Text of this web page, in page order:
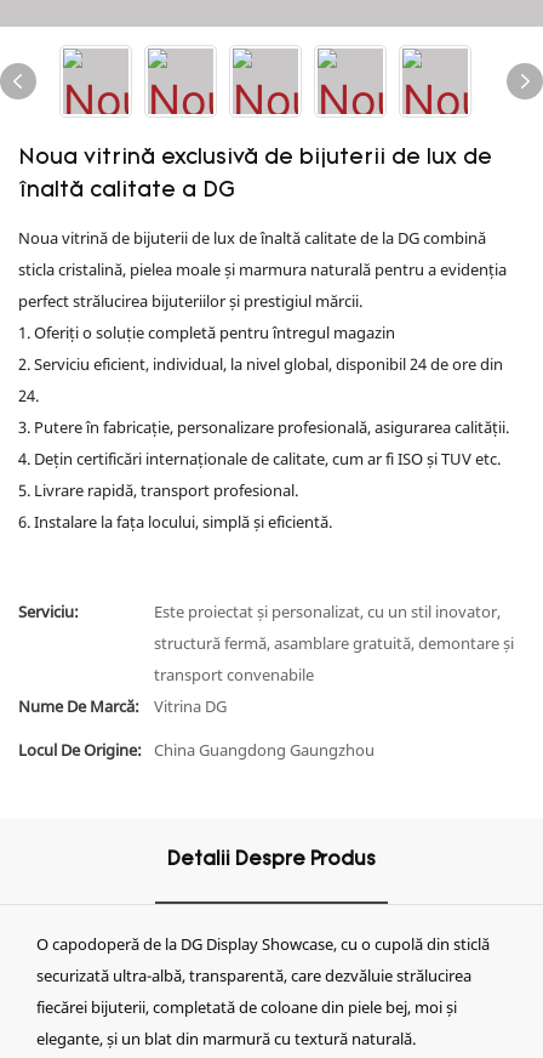
Noua vitrină exclusivă de bijuterii de lux de
înaltă calitate a DG
Noua vitrină de bijuterii de lux de înaltă calitate de la DG combină
sticla cristalină, pielea moale și marmura naturală pentru a evidenția
perfect strălucirea bijuteriilor și prestigiul mărcii.
1. Oferiți o soluție completă pentru întregul magazin
2. Serviciu eficient, individual, la nivel global, disponibil 24 de ore din
24.
3. Putere în fabricație, personalizare profesională, asigurarea calității.
4. Dețin certificări internaționale de calitate, cum ar fi ISO și TUV etc.
5. Livrare rapidă, transport profesional.
6. Instalare la fața locului, simplă și eficientă.
Serviciu:
Este proiectat și personalizat, cu un stil inovator,
structură fermă, asamblare gratuită, demontare și
transport convenabile
Nume De Marcă:
Vitrina DG
Locul De Origine: China Guangdong Gaungzhou
Detalii Despre Produs
O capodoperă de la DG Display Showcase, cu o cupolă din sticlă
securizată ultra-albă, transparentă, care dezvăluie strălucirea
fiecărei bijuterii, completată de coloane din piele bej, moi și
elegante, și un blat din marmură cu textură naturală.